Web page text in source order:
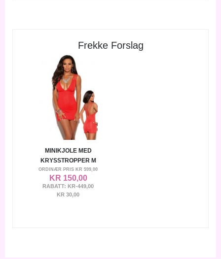
Frekke Forslag
MINIKJOLE MED
KRYSSTROPPER M
ORDINÆR PRIS KR 599,00
KR 150,00
RABATT: KR-449,00
KR 30,00